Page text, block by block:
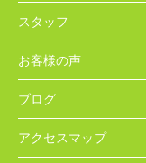
スタッフ
お客様の声
ブログ
アクセスマップ